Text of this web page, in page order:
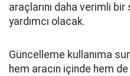
araçlarını daha verimli
yardımcı olacak.
Güncelleme kullanıma
hem aracın içinde hem